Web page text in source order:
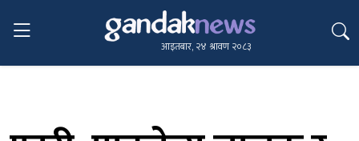
आइतबार, २४ श्रावण २०८३